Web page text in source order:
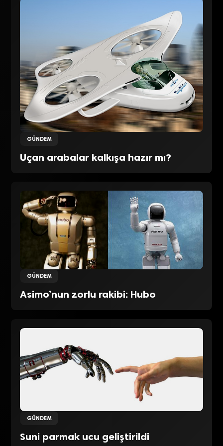
GÜNDEM
Uçan arabalar kalkışa hazır mı?
GÜNDEM
Asimo’nun zorlu rakibi: Hubo
GÜNDEM
Suni parmak ucu geliştirildi